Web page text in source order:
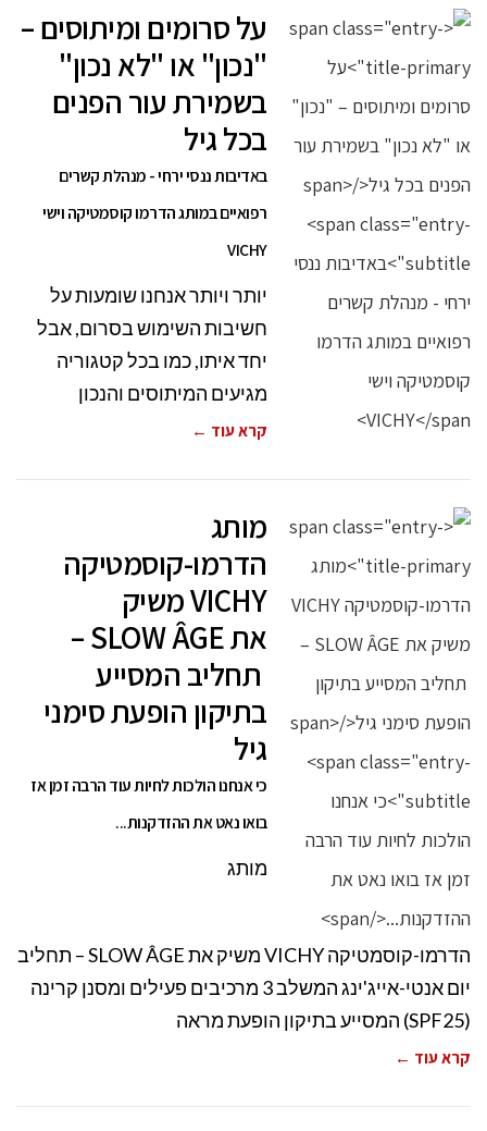
על סרומים ומיתוסים –
"נכון" או "לא נכון"
בשמירת עור הפנים
בכל גיל
באדיבות ננסי ירחי - מנהלת קשרים
רפואיים במותג הדרמו קוסמטיקה וישי
VICHY
יותר ויותר אנחנו שומעות על
חשיבות השימוש בסרום, אבל
יחד איתו, כמו בכל קטגוריה
מגיעים המיתוסים והנכון
קרא עוד ←
מותג
הדרמו-קוסמטיקה
VICHY משיק
את SLOW ÂGE –
תחליב המסייע
בתיקון הופעת סימני
גיל
כי אנחנו הולכות לחיות עוד הרבה זמן אז
בואו נאט את ההזדקנות...
מותג
הדרמו-קוסמטיקה VICHY משיק את SLOW ÂGE – תחליב
יום אנטי-אייג'ינג המשלב 3 מרכיבים פעילים ומסנן קרינה
(SPF25) המסייע בתיקון הופעת מראה
קרא עוד ←